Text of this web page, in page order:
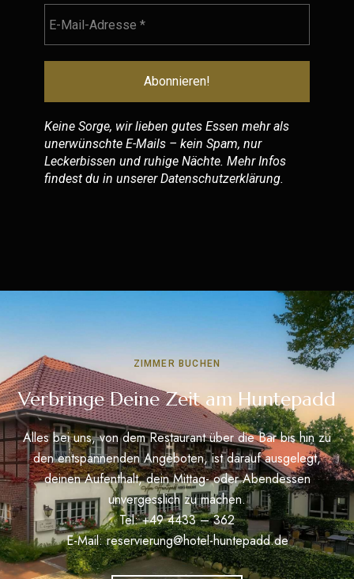
Keine Sorge, wir lieben gutes Essen mehr als
unerwünschte E-Mails – kein Spam, nur
Leckerbissen und ruhige Nächte. Mehr Infos
findest du in unsererDatenschutzerklärung.
ZIMMER BUCHEN
Verbringe Deine Zeit am Huntepadd
Alles bei uns, von dem Restaurant über die Bar bis hin zu
den entspannenden Angeboten, ist darauf ausgelegt,
deinen Aufenthalt, dein Mittag- oder Abendessen
unvergesslich zu machen.
Tel: +49 4433 – 362
E-Mail:reservierung@hotel-huntepadd.de